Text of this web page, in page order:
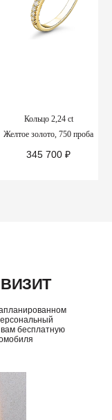
Кольцо 2,24 ct
Желтое золото, 750 проба
345 700 ₽
бесплатную